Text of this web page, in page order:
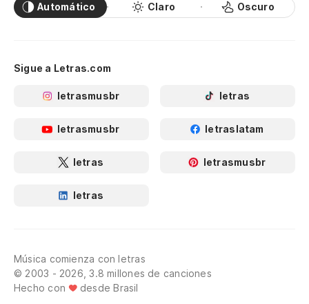
Automático Claro Oscuro
Sigue a Letras.com
letrasmusbr letras
letrasmusbr letraslatam
letras letrasmusbr
letras
Música comienza con letras
© 2003 - 2026, 3.8 millones de canciones
Hecho con
desde Brasil